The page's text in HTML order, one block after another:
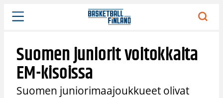
Siirry
sisältöön
Suomen juniorit voitokkaita
EM-kisoissa
Suomen juniorimaajoukkueet olivat